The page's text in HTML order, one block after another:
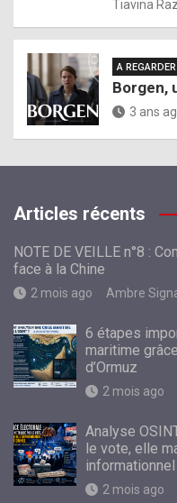
Tiavina
A REGARDER
Borgen,
3 ans
Articles récents
NOTE DE VEILLE n°8 :
face à la Chine
2 mois ago Ambre
6 étapes
maritime
d’Ormuz
2 mois ago
Analyse
le vote, elle
informationnel
2 mois ago